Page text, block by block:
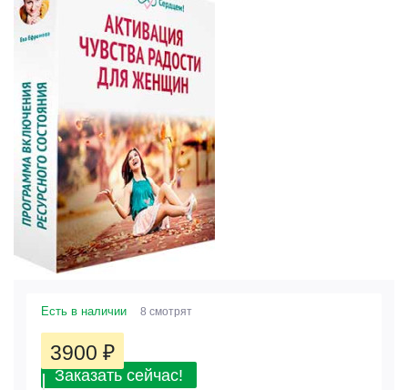
Есть в наличии 8 смотрят
3900 ₽
Заказать сейчас!